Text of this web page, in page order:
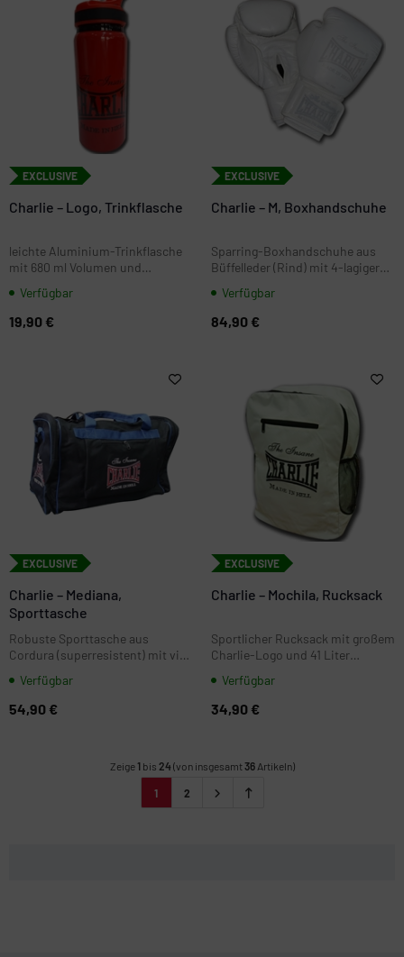
EXCLUSIVE
Charlie – Logo, Trinkflasche
leichte Aluminium-Trinkflasche
mit 680 ml Volumen und
Gym, Training und unterwegs.
Verfügbar
19,90 €
EXCLUSIVE
Charlie – M, Boxhandschuhe
Sparring-Boxhandschuhe aus
Büffelleder (Rind) mit 4-lagiger
Dämpfung in der Handfläche.
Verfügbar
84,90 €
EXCLUSIVE
Charlie – Mediana,
Sporttasche
Robuste Sporttasche aus
Cordura (superresistent) mit viel
Verfügbar
54,90 €
EXCLUSIVE
Charlie – Mochila, Rucksack
Sportlicher Rucksack mit großem
Charlie-Logo und 41 Liter
cm - ideal für Training, Alltag und
unterwegs.
Verfügbar
34,90 €
Zeige1bis 24(von insgesamt36Artikeln)
1 2